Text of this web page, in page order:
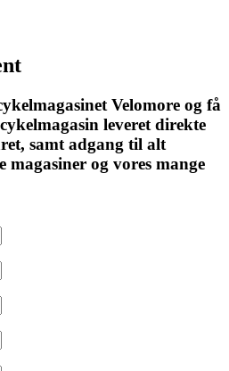
Velomore og få
leveret direkte
samt adgang til alt
og vores mange